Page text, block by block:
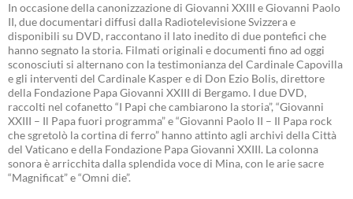
In occasione della canonizzazione di Giovanni XXIII e Giovanni Paolo
II, due documentari diffusi dalla Radiotelevisione Svizzera e
disponibili su DVD, raccontano il lato inedito di due pontefici che
hanno segnato la storia. Filmati originali e documenti fino ad oggi
sconosciuti si alternano con la testimonianza del Cardinale Capovilla
e gli interventi del Cardinale Kasper e di Don Ezio Bolis, direttore
della Fondazione Papa Giovanni XXIII di Bergamo. I due DVD,
raccolti nel cofanetto “I Papi che cambiarono la storia”, “Giovanni
XXIII – Il Papa fuori programma” e “Giovanni Paolo II – Il Papa rock
che sgretolò la cortina di ferro” hanno attinto agli archivi della Città
del Vaticano e della Fondazione Papa Giovanni XXIII. La colonna
sonora è arricchita dalla splendida voce di Mina, con le arie sacre
“Magnificat” e “Omni die”.